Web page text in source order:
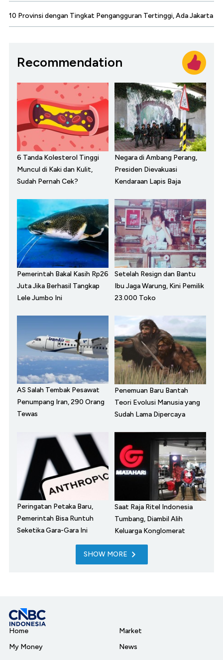
10 Provinsi dengan Tingkat Pengangguran Tertinggi, Ada Jakarta
Recommendation
6 Tanda Kolesterol Tinggi
Muncul di Kaki dan Kulit,
Sudah Pernah Cek?
Negara di Ambang Perang,
Presiden Dievakuasi
Kendaraan Lapis Baja
Pemerintah Bakal Kasih Rp26
Juta Jika Berhasil Tangkap
Lele Jumbo Ini
Setelah Resign dan Bantu
Ibu Jaga Warung, Kini Pemilik
23.000 Toko
AS Salah Tembak Pesawat
Penumpang Iran, 290 Orang
Tewas
Penemuan Baru Bantah
Teori Evolusi Manusia yang
Sudah Lama Dipercaya
Peringatan Petaka Baru,
Pemerintah Bisa Runtuh
Seketika Gara-Gara Ini
Saat Raja Ritel Indonesia
Tumbang, Diambil Alih
Keluarga Konglomerat
SHOW MORE
Home
My Money
Market
News